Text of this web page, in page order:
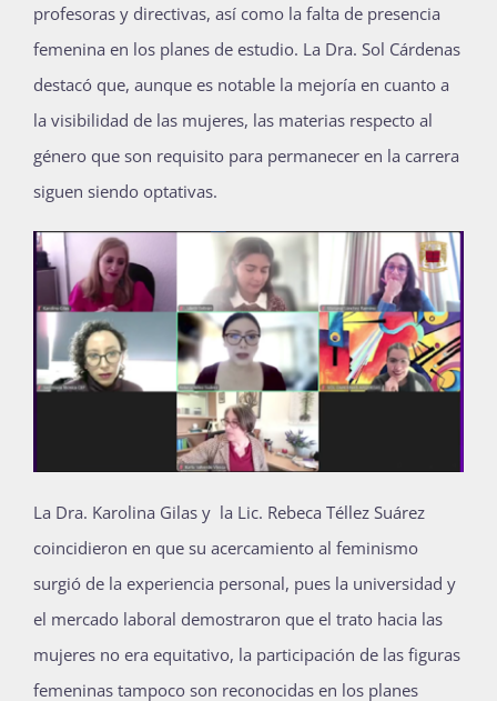
profesoras y directivas, así como la falta de presencia
femenina en los planes de estudio. La Dra. Sol Cárdenas
destacó que, aunque es notable la mejoría en cuanto a
la visibilidad de las mujeres, las materias respecto al
género que son requisito para permanecer en la carrera
siguen siendo optativas.
La Dra. Karolina Gilas y la Lic. Rebeca Téllez Suárez
coincidieron en que su acercamiento al feminismo
surgió de la experiencia personal, pues la universidad y
el mercado laboral demostraron que el trato hacia las
mujeres no era equitativo, la participación de las figuras
femeninas tampoco son reconocidas en los planes